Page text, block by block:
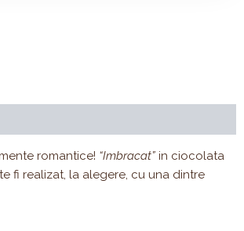
romantice! “Imbracat” in ciocolata
fi realizat, la alegere, cu una dintre